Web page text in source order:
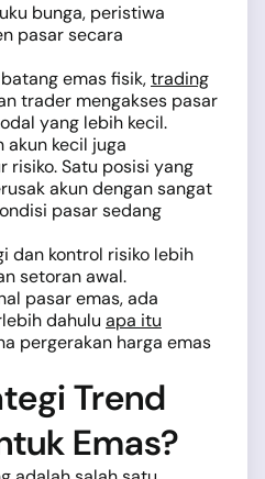
bunga, peristiwa
pasar secara
emas fisik,trading
trader mengakses pasar
yang lebih kecil.
akun kecil juga
risiko. Satu posisi yang
akun dengan sangat
pasar sedang
dan kontrol risiko lebih
setoran awal.
pasar emas, ada
dahulu apa itu
pergerakan harga emas
Trend
Emas?